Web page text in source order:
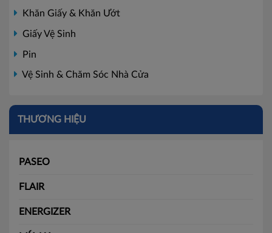
Khăn Giấy & Khăn Ướt
Giấy Vệ Sinh
Pin
Vệ Sinh & Chăm Sóc Nhà Cửa
THƯƠNG HIỆU
PASEO
FLAIR
ENERGIZER